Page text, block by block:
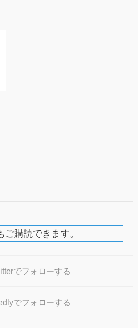
ご購読できます。
でフォローする
でフォローする